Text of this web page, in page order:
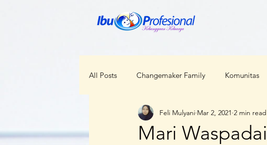
All Posts Changemaker Family Komunitas
RBI Bunda Cekatan
Mari
Feli Mulyani Mar 2, 2021 2 min read